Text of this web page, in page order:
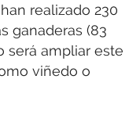
realizado 230
ganaderas (83
será ampliar este
viñedo o